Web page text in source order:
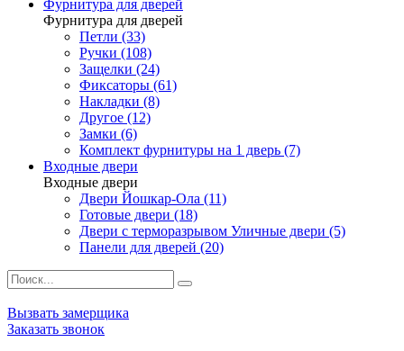
Фурнитура для дверей
Фурнитура для дверей
Петли (33)
Ручки (108)
Защелки (24)
Фиксаторы (61)
Накладки (8)
Другое (12)
Замки (6)
Комплект фурнитуры на 1 дверь (7)
Входные двери
Входные двери
Двери Йошкар-Ола (11)
Готовые двери (18)
Двери с терморазрывом Уличные двери (5)
Панели для дверей (20)
Вызвать замерщика
Заказать звонок